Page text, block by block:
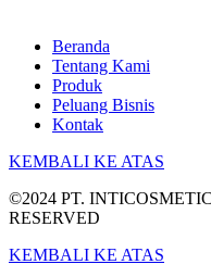
Beranda
Tentang Kami
Produk
Peluang Bisnis
Kontak
KEMBALI KE ATAS
©2024 PT.
RESERVED
KEMBALI KE ATAS